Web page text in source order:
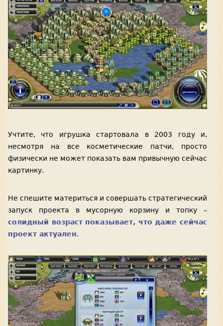
Учтите, что игрушка стартовала в 2003 году и,
несмотря на все косметические патчи, просто
физически не может показать вам привычную сейчас
картинку.
Не спешите материться и совершать стратегический
запуск проекта в мусорную корзину и топку –
солидный возраст показывает, что даже сейчас
проект актуален.